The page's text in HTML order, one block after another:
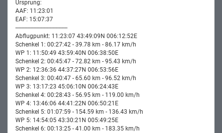
Ursprung:
AAF: 11:23:01
EAF: 15:07:37
-----------------------------------
Abflugpunkt: 11:23:07 43:49:09N 006:12:52E
Schenkel 1: 00:27:42 - 39.78 km - 86.17 km/h
WP 1: 11:50:49 43:59:40N 006:38:50E
Schenkel 2: 00:45:47 - 72.82 km - 95.43 km/h
WP 2: 12:36:36 44:37:27N 006:53:56E
Schenkel 3: 00:40:47 - 65.60 km - 96.52 km/h
WP 3: 13:17:23 45:06:10N 006:24:43E
Schenkel 4: 00:28:43 - 56.95 km - 119.00 km/h
WP 4: 13:46:06 44:41:22N 006:50:21E
Schenkel 5: 01:07:59 - 154.59 km - 136.43 km/h
WP 5: 14:54:05 43:30:21N 005:49:25E
Schenkel 6: 00:13:25 - 41.00 km - 183.35 km/h